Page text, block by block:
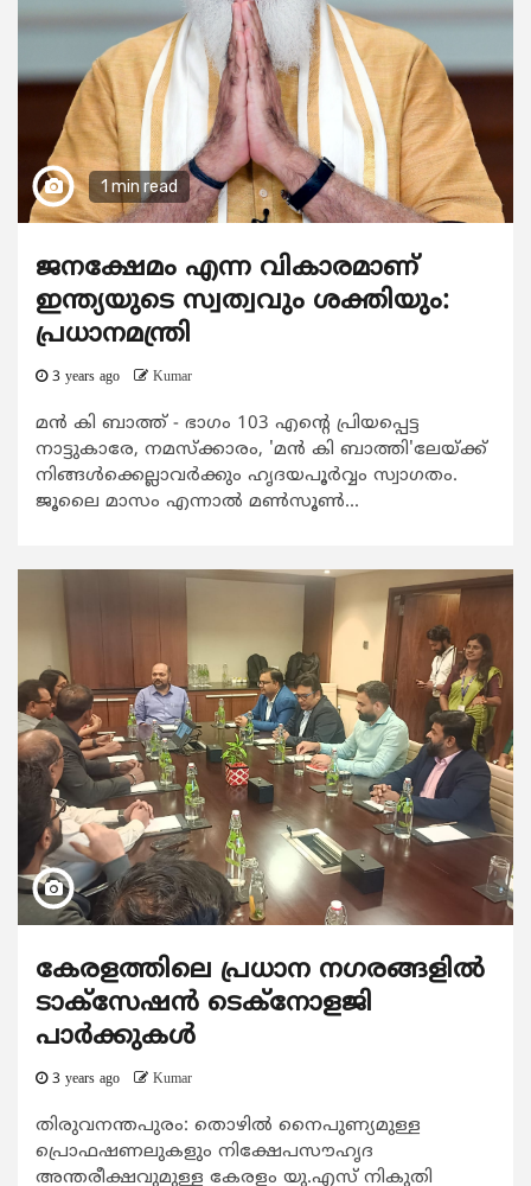
1 min read
ജനക്ഷേമം എന്ന വികാരമാണ്
ഇന്ത്യയുടെ സ്വത്വവും ശക്തിയും:
പ്രധാനമന്ത്രി
3 years ago Kumar
മന്‍ കി ബാത്ത് - ഭാഗം 103 എന്റെ പ്രിയപ്പെട്ട
നാട്ടുകാരേ, നമസ്‌ക്കാരം, 'മന്‍ കി ബാത്തി'ലേയ്ക്ക്
നിങ്ങള്‍ക്കെല്ലാവര്‍ക്കും ഹൃദയപൂര്‍വ്വം സ്വാഗതം.
ജൂലൈ മാസം എന്നാല്‍ മണ്‍സൂണ്‍...
കേരളത്തിലെ പ്രധാന നഗരങ്ങളില്‍
ടാക്സേഷന്‍ ടെക്നോളജി
പാര്‍ക്കുകൾ
3 years ago Kumar
തിരുവനന്തപുരം: തൊഴില്‍ നൈപുണ്യമുള്ള
പ്രൊഫഷണലുകളും നിക്ഷേപസൗഹൃദ
അന്തരീക്ഷവുമുള്ള കേരളം യു.എസ് നികുതി